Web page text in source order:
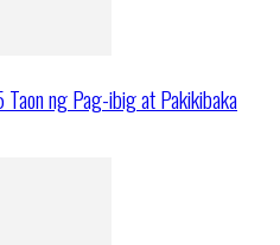
ng Pag-ibig at Pakikibaka